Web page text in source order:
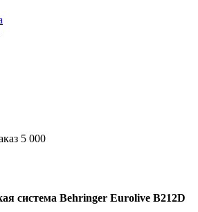
5 000
система Behringer Eurolive B212D